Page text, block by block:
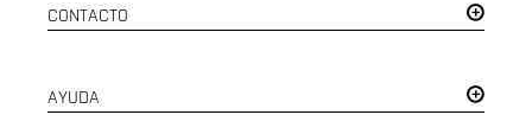
CONTACTO
AYUDA